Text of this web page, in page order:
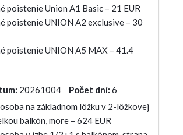
poistenie Union A1 Basic – 21 EUR
poistenie UNION A2 exclusive – 30
poistenie UNION A5 MAX – 41.4
20261004 Počet dní: 6
na základnom lôžku v 2-lôžkovej
balkón, more – 624 EUR